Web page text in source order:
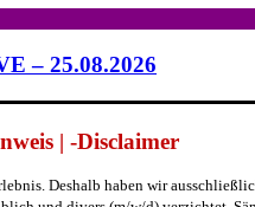
– 25.08.2026
| -Disclaimer
Deshalb haben wir